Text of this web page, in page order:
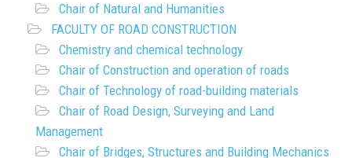
Chair of Natural and Humanities
FACULTY OF ROAD CONSTRUCTION
Chemistry and chemical technology
Chair of Construction and operation of roads
Chair of Technology of road-building materials
Chair of Road Design, Surveying and Land
Management
Chair of Bridges, Structures and Building Mechanics